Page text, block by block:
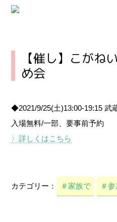
【催し】こがね
め会
◆2021/9/25(土)13:00-19:15 武
入場無料/一部、要事前予約
〉詳しくはこちら
カテゴリー： ＃家族で ＃